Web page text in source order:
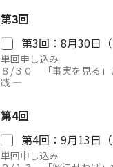
前
第
3
回
第3回
第3回：8月30日（
単回申し込み
８/３０ 「事実を見る
践 ―
第4回
第4回：9月13日（
単回申し込み